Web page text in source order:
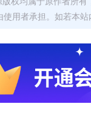
用者承担。如若本